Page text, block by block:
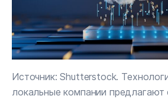
Источник: Shutterstock.
локальные компании